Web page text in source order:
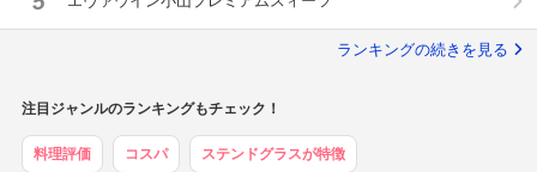
ランキングの続きを見る
注目ジャンルのランキングもチェック！
料理評価 コスパ ステンドグラスが特徴